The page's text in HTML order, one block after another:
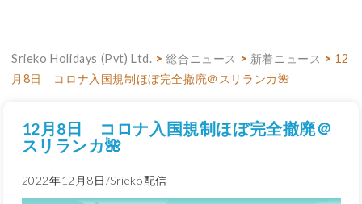
Srieko Holidays (Pvt) Ltd. >総合ニュース > 新着ニュース > 12
月8日 コロナ入国規制ほぼ完全撤廃＠スリランカ🌺
12月8日 コロナ入国規制ほぼ完全撤廃＠
スリランカ🌺
2022年12月8日/Srieko配信